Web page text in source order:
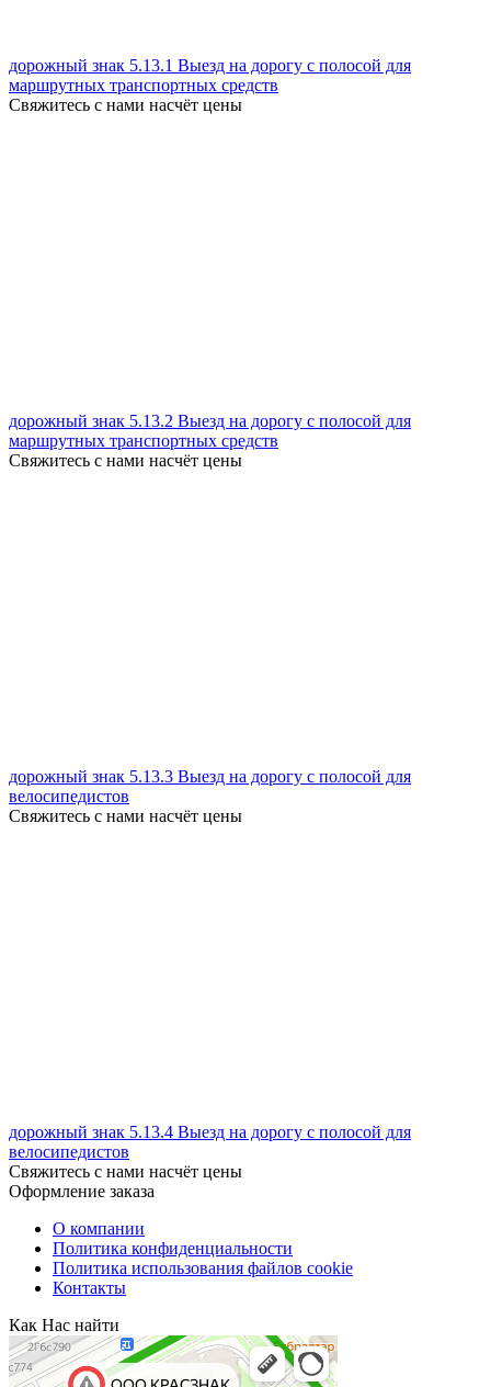
дорожный знак 5.13.1 Выезд на дорогу с полосой для
маршрутных транспортных средств
Свяжитесь с нами насчёт цены
дорожный знак 5.13.2 Выезд на дорогу с полосой для
маршрутных транспортных средств
Свяжитесь с нами насчёт цены
дорожный знак 5.13.3 Выезд на дорогу с полосой для
велосипедистов
Свяжитесь с нами насчёт цены
дорожный знак 5.13.4 Выезд на дорогу с полосой для
велосипедистов
Свяжитесь с нами насчёт цены
Оформление заказа
О компании
Политика конфиденциальности
Политика использования файлов cookie
Контакты
Как Нас найти